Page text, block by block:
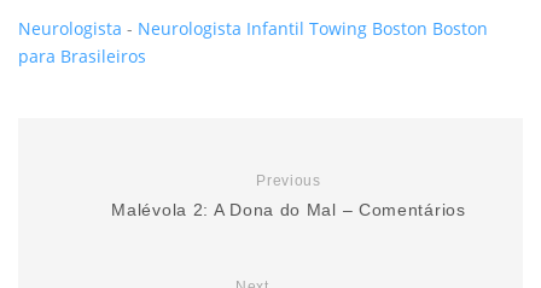
Neurologista - Neurologista Infantil Towing Boston Boston
para Brasileiros
Previous
Malévola 2: A Dona do Mal – Comentários